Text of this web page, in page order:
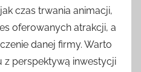
czas trwania animacji,
oferowanych atrakcji, a
danej firmy. Warto
perspektywą inwestycji